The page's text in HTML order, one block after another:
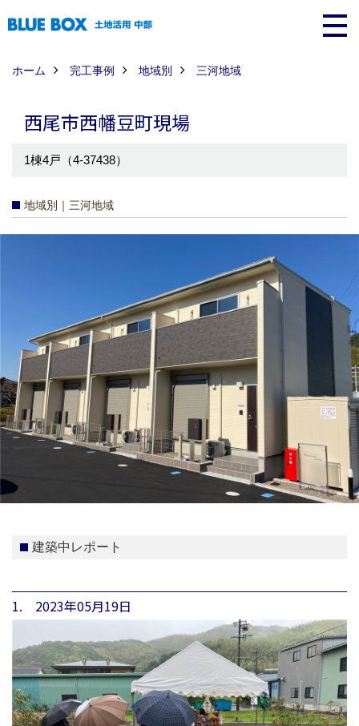
ホーム 完工事例 地域別 三河地域
西尾市西幡豆町現場
1棟4戸（4-37438）
地域別｜三河地域
建築中レポート
1. 2023年05月19日